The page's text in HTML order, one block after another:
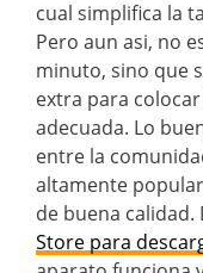
cual simplifica la
Pero aun asi, no
minuto, sino que
extra para
adecuada. Lo
entre la
altamente
de buena calidad.
Store para